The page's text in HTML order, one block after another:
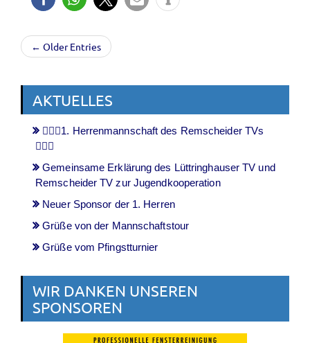
← Older Entries
AKTUELLES
🤾🏻‍♂️1. Herrenmannschaft des Remscheider TVs
🤾🏻‍♂️
Gemeinsame Erklärung des Lüttringhauser TV und
Remscheider TV zur Jugendkooperation
Neuer Sponsor der 1. Herren
Grüße von der Mannschaftstour
Grüße vom Pfingstturnier
WIR DANKEN UNSEREN
SPONSOREN